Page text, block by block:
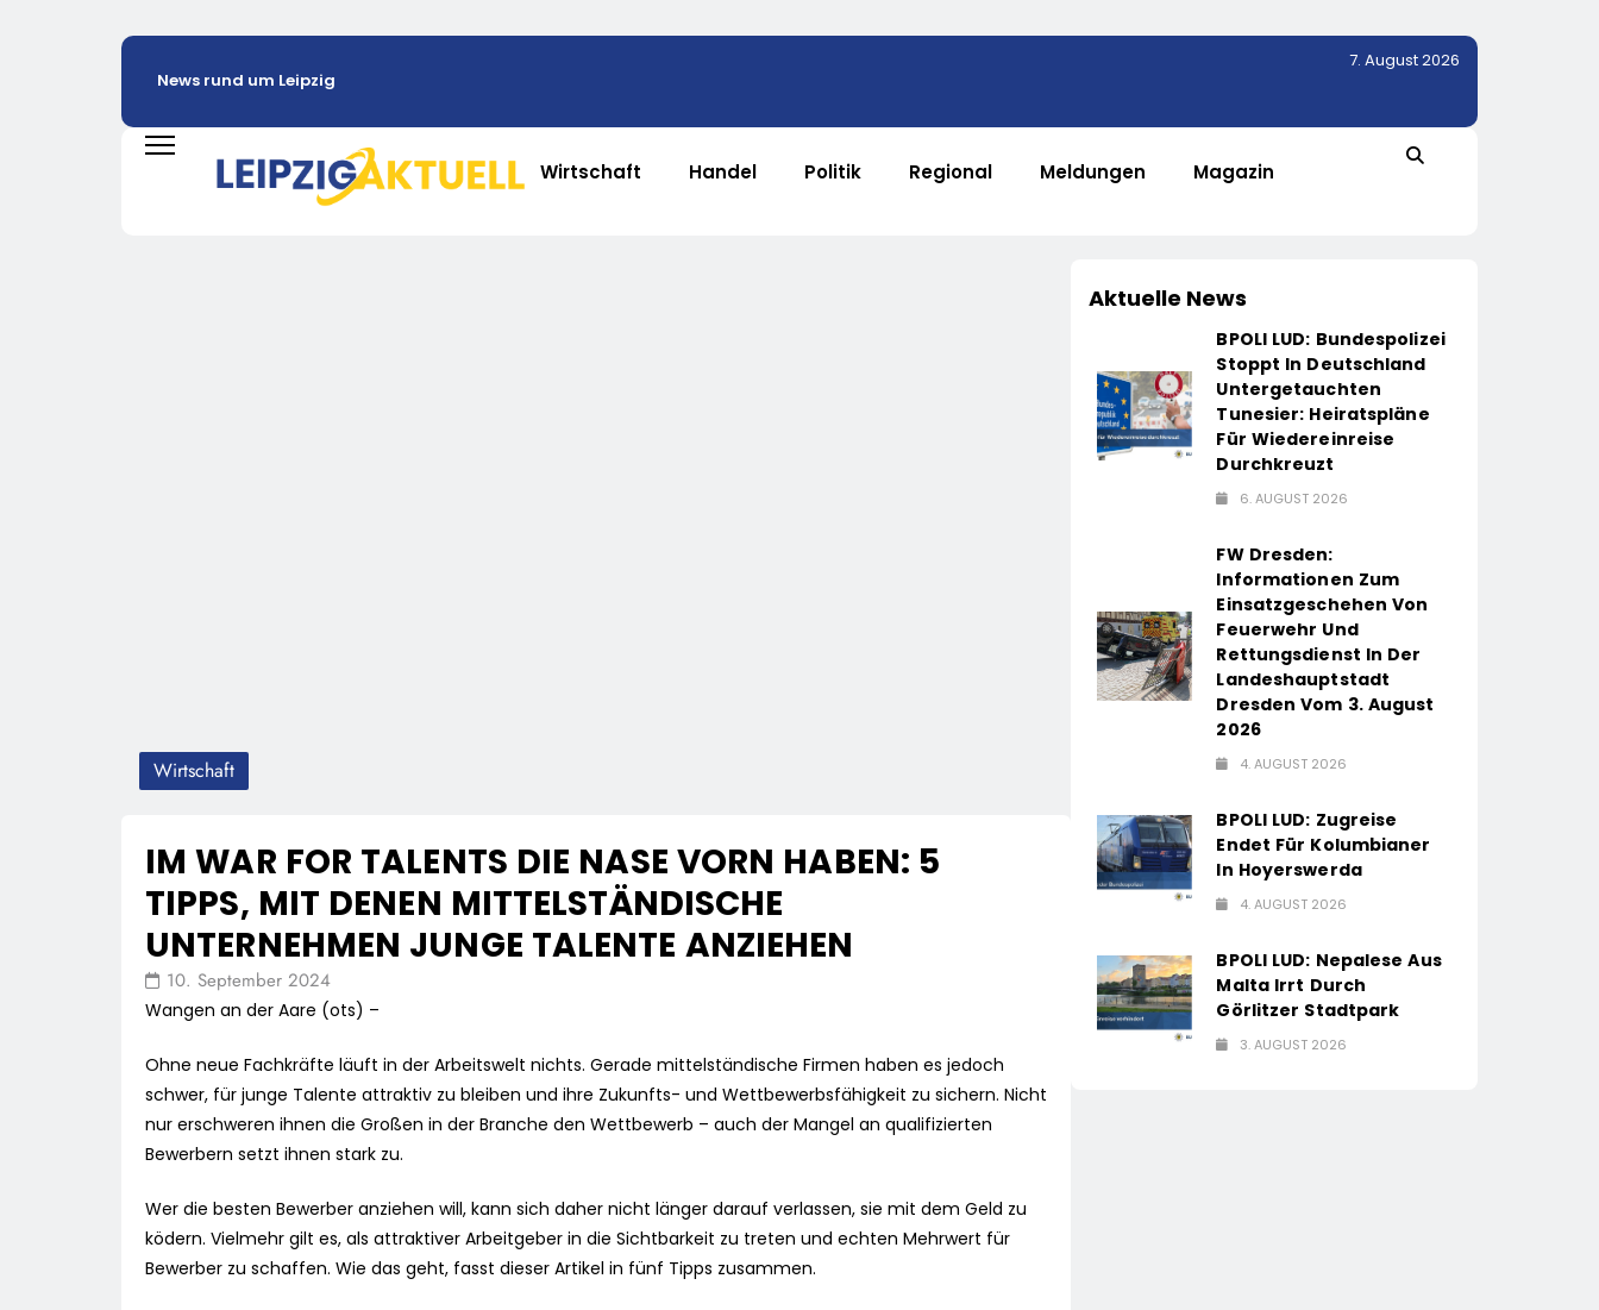
News rund um Leipzig
7. August 2026
Wirtschaft Handel Politik Regional Meldungen Magazin
Wirtschaft
IM WAR FOR TALENTS DIE NASE VORN HABEN: 5
TIPPS, MIT DENEN MITTELSTÄNDISCHE
UNTERNEHMEN JUNGE TALENTE ANZIEHEN
10. September 2024
Wangen an der Aare (ots) –
Ohne neue Fachkräfte läuft in der Arbeitswelt nichts. Gerade mittelständische Firmen haben es jedoch
schwer, für junge Talente attraktiv zu bleiben und ihre Zukunfts- und Wettbewerbsfähigkeit zu sichern. Nicht
nur erschweren ihnen die Großen in der Branche den Wettbewerb – auch der Mangel an qualifizierten
Bewerbern setzt ihnen stark zu.
Wer die besten Bewerber anziehen will, kann sich daher nicht länger darauf verlassen, sie mit dem Geld zu
ködern. Vielmehr gilt es, als attraktiver Arbeitgeber in die Sichtbarkeit zu treten und echten Mehrwert für
Bewerber zu schaffen. Wie das geht, fasst dieser Artikel in fünf Tipps zusammen.
Aktuelle News
BPOLI LUD: Bundespolizei
Stoppt In Deutschland
Untergetauchten
Tunesier: Heiratspläne
Für Wiedereinreise
Durchkreuzt
6. AUGUST 2026
FW Dresden:
Informationen Zum
Einsatzgeschehen Von
Feuerwehr Und
Rettungsdienst In Der
Landeshauptstadt
Dresden Vom 3. August
2026
4. AUGUST 2026
BPOLI LUD: Zugreise
Endet Für Kolumbianer
In Hoyerswerda
4. AUGUST 2026
BPOLI LUD: Nepalese Aus
Malta Irrt Durch
Görlitzer Stadtpark
3. AUGUST 2026